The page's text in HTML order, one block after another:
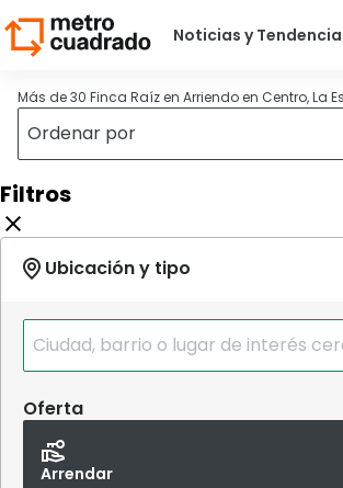
Más de 30 Finca Raíz en Arriendo en Centro, La
Filtros
Oferta
Arrendar